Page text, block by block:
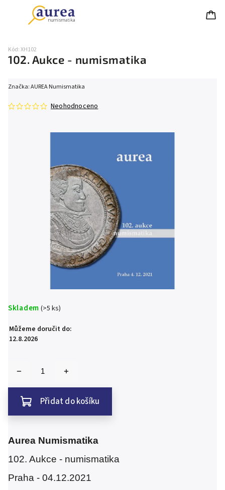
102. Aukce - numismatika
Kód:XH102
Neohodnoceno
Značka:AUREA Numismatika
Skladem (>5 ks)
Můžeme doručit do:
12.8.2026
Přidat do košíku
Aurea Numismatika
102. Aukce - numismatika
Praha - 04.12.2021